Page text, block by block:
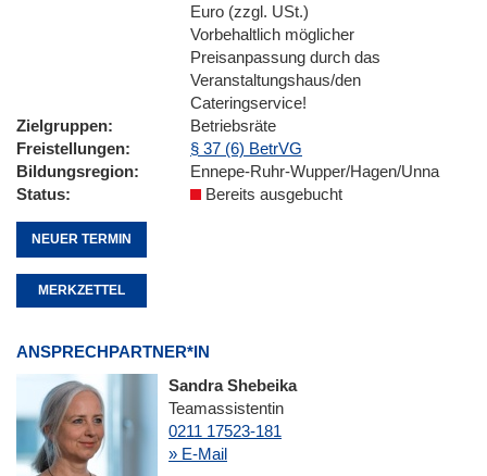
Euro (zzgl. USt.)
Vorbehaltlich möglicher
Preisanpassung durch das
Veranstaltungshaus/den
Cateringservice!
Zielgruppen
Betriebsräte
Freistellungen
§ 37 (6) BetrVG
Bildungsregion
Ennepe-Ruhr-Wupper/Hagen/Unna
Status
Bereits ausgebucht
NEUER TERMIN
MERKZETTEL
ANSPRECHPARTNER*IN
Sandra Shebeika
Teamassistentin
0211 17523-181
» E-Mail